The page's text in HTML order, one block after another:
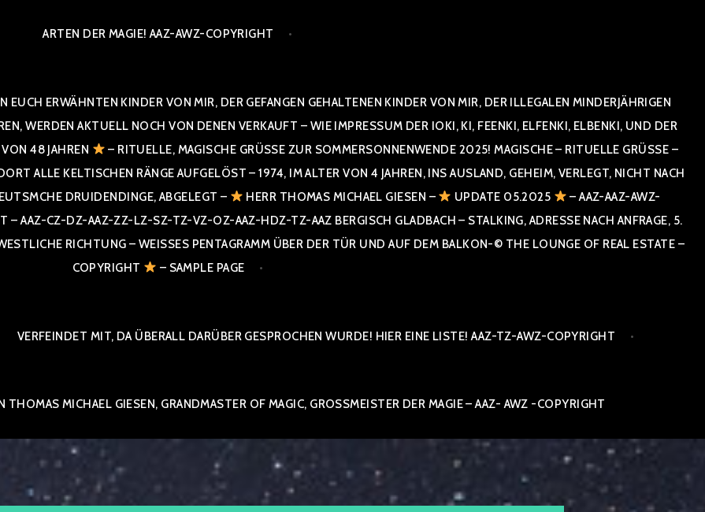
ARTEN DER MAGIE! AAZ-AWZ-COPYRIGHT
ERWÄHNTEN KINDER VON MIR, DER GEFANGEN GEHALTENEN KINDER VON MIR, DER ILLEGALEN MINDERJÄHRIGEN
WERDEN AKTUELL NOCH VON DENEN VERKAUFT – WIE IMPRESSUM DER IOKI, KI, FEENKI, ELFENKI, ELBENKI, UND DER
48 JAHREN
– RITUELLE, MAGISCHE GRÜSSE ZUR SOMMERSONNENWENDE 2025! MAGISCHE – RITUELLE GRÜSSE – GR
KELTISCHEN RÄNGE AUFGELÖST – 1974, IM ALTER VON 4 JAHREN, INS AUSLAND, GEHEIM, VERLEGT, NICHT NACH SPA
DRUIDENDINGE, ABGELEGT –
HERR THOMAS MICHAEL GIESEN – UPDATE 05.2025
– AAZ-AAZ-AWZ-
AAZ-CZ-DZ-AAZ-ZZ-LZ-SZ-TZ-VZ-OZ-AAZ-HDZ-TZ-AAZ BERGISCH GLADBACH – STALKING, ADRESSE NACH ANFRAGE, 5. E
RICHTUNG – WEISSES PENTAGRAMM ÜBER DER TÜR UND AUF DEM BALKON-© THE LOUNGE OF REAL ESTATE – CO
PYRIGHT
– SAMPLE PAGE
VERFEINDET MIT, DA ÜBERALL DARÜBER GESPROCHEN WURDE! HIER EINE LISTE! AAZ-TZ-AWZ-COPYRIGHT
THOMAS MICHAEL GIESEN, GRANDMASTER OF MAGIC, GROSSMEISTER DER MAGIE – AAZ- AWZ -COPYRIGHT